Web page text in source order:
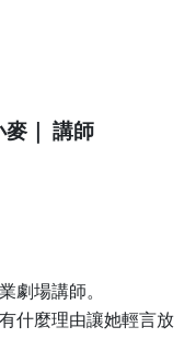
麥｜ 講師
劇場講師。
什麼理由讓她輕言放